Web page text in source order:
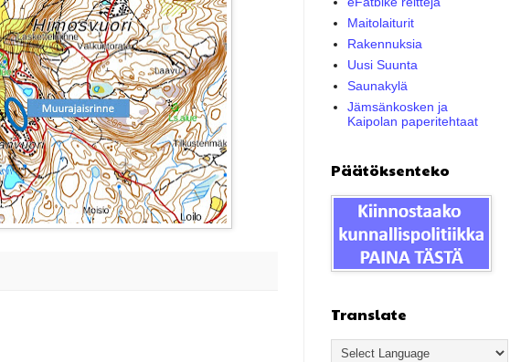
Maitolaiturit
Rakennuksia
Uusi Suunta
Saunakylä
Jämsänkosken ja
Kaipolan paperitehtaat
Päätöksenteko
Translate